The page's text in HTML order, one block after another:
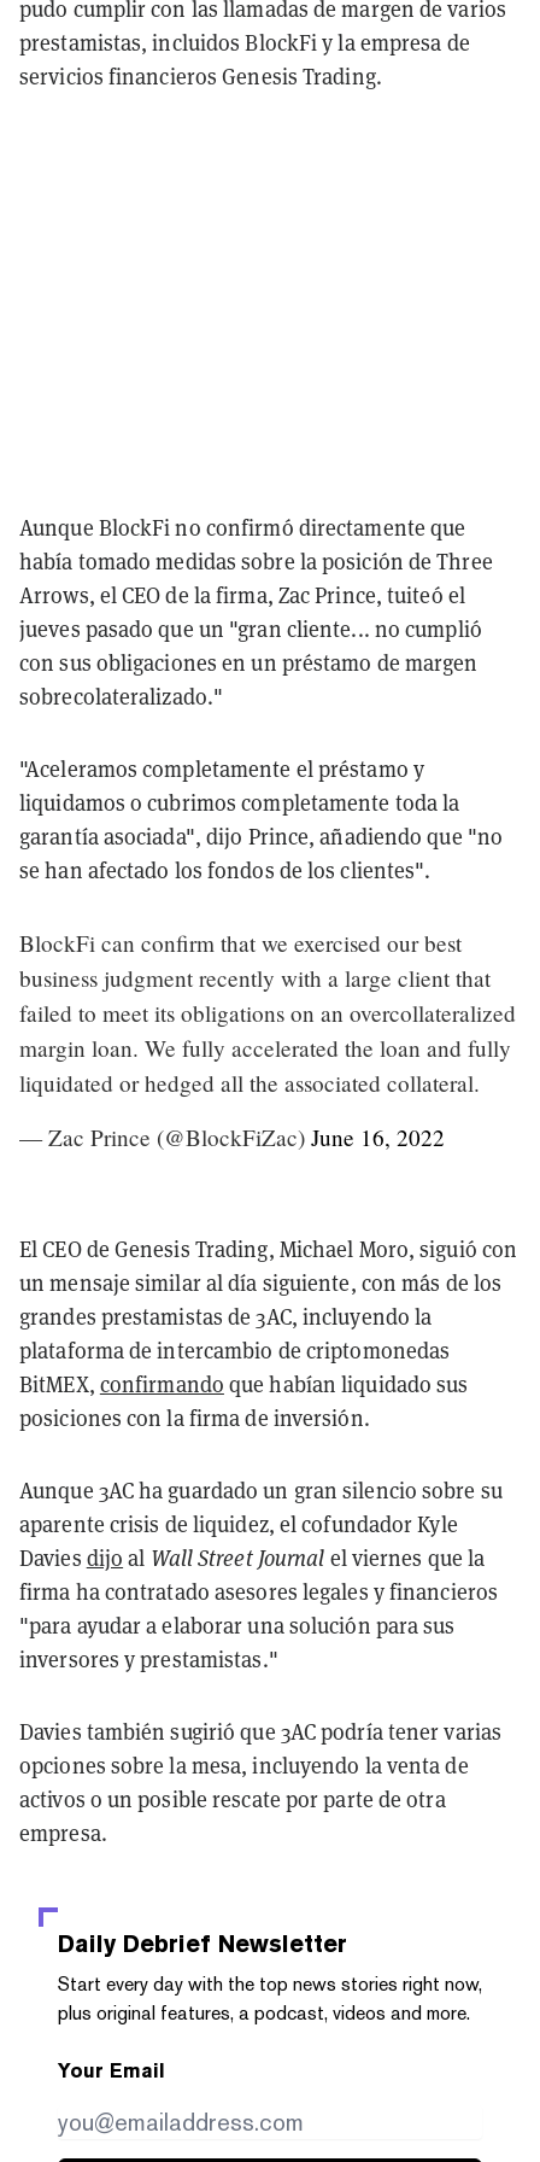
pudo cumplir con las llamadas de margen de varios
prestamistas, incluidos BlockFi y la empresa de
servicios financieros Genesis Trading.
Aunque BlockFi no confirmó directamente que
había tomado medidas sobre la posición de Three
Arrows, el CEO de la firma, Zac Prince, tuiteó el
jueves pasado que un "gran cliente... no cumplió
con sus obligaciones en un préstamo de margen
sobrecolateralizado."
"Aceleramos completamente el préstamo y
liquidamos o cubrimos completamente toda la
garantía asociada", dijo Prince, añadiendo que "no
se han afectado los fondos de los clientes".
BlockFi can confirm that we exercised our best
business judgment recently with a large client that
failed to meet its obligations on an overcollateralized
margin loan. We fully accelerated the loan and fully
liquidated or hedged all the associated collateral.
— Zac Prince (@BlockFiZac) June 16, 2022
El CEO de Genesis Trading, Michael Moro, siguió con
un mensaje similar al día siguiente, con más de los
grandes prestamistas de 3AC, incluyendo la
plataforma de intercambio de criptomonedas
BitMEX, confirmando que habían liquidado sus
posiciones con la firma de inversión.
Aunque 3AC ha guardado un gran silencio sobre su
aparente crisis de liquidez, el cofundador Kyle
Davies dijo al Wall Street Journal el viernes que la
firma ha contratado asesores legales y financieros
"para ayudar a elaborar una solución para sus
inversores y prestamistas."
Davies también sugirió que 3AC podría tener varias
opciones sobre la mesa, incluyendo la venta de
activos o un posible rescate por parte de otra
empresa.
Daily Debrief Newsletter
Start every day with the top news stories right now,
plus original features, a podcast, videos and more.
Your Email